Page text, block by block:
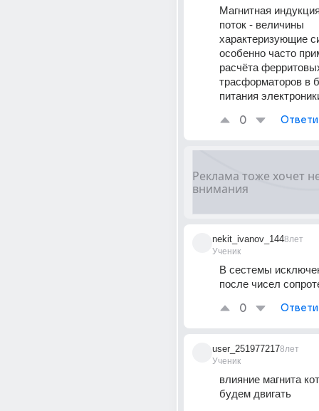
Магнитная
поток - величины
характеризующие
особенно часто
расчёта
трасформаторов в
питания
0
nekit_ivanov_144
Ученик
8лет
В сестемы
после чисел
0
user_251977217
Ученик
8лет
влияние магнита
будем двигать